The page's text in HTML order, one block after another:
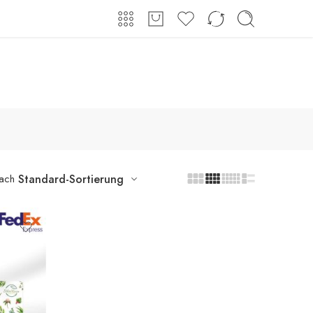
Anmeldung / Registrieren
Standard-Sortierung